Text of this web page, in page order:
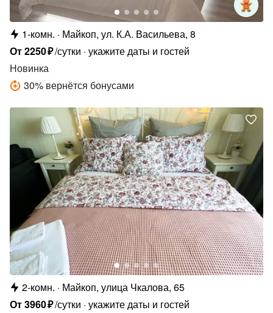
1-комн.
Майкоп, ул. К.А. Васильева, 8
От2250₽/сутки укажите даты и гостей
Новинка
30% вернётся бонусами
2-комн.
Майкоп, улица Чкалова, 65
От3960₽/сутки укажите даты и гостей